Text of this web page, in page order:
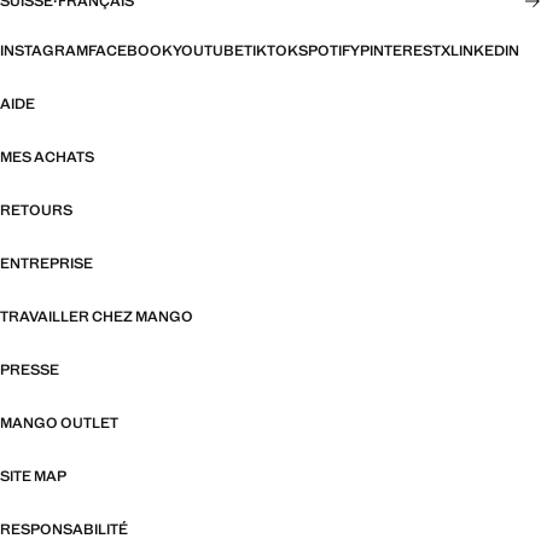
INSTAGRAMFACEBOOKYOUTUBETIKTOKSPOTIFYPINTERESTXLINKEDIN
AIDE
MES ACHATS
RETOURS
ENTREPRISE
TRAVAILLER CHEZ MANGO
PRESSE
MANGO OUTLET
SITE MAP
RESPONSABILITÉ